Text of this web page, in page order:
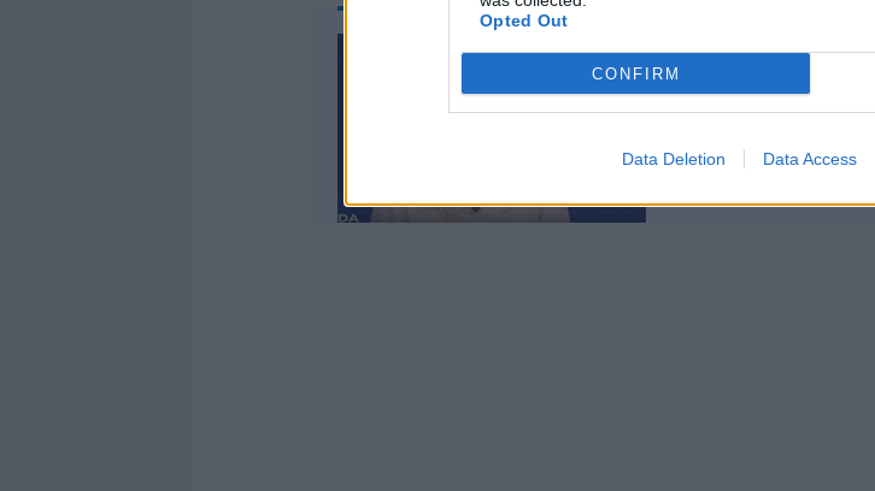
Opted Out
CONFIRM
Data Deletion Data Access
"Risponda alle
La Boschi divaga
il rimprovero di